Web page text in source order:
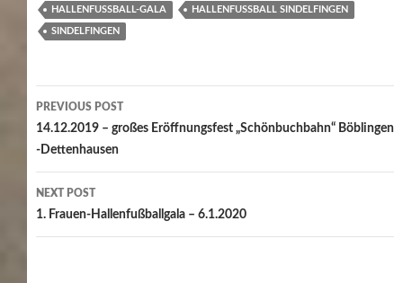
HALLENFUSSBALL-GALA HALLENFUSSBALL SINDELFINGEN
SINDELFINGEN
Post
navigation
PREVIOUS POST
14.12.2019 – großes Eröffnungsfest „Schönbuchbahn“ Böblingen
-Dettenhausen
NEXT POST
1. Frauen-Hallenfußballgala – 6.1.2020